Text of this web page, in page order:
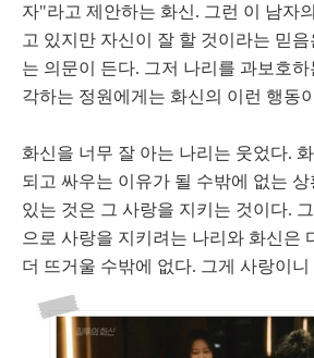
자"라고 제안하는 화신. 그런 이 남자
고 있지만 자신이 잘 할 것이라는 믿
는 의문이 든다. 그저 나리를 과보호
각하는 정원에게는 화신의 이런 행동
화신을 너무 잘 아는 나리는 웃었다.
되고 싸우는 이유가 될 수밖에 없는
있는 것은 그 사랑을 지키는 것이다.
으로 사랑을 지키려는 나리와 화신은
더 뜨거울 수밖에 없다. 그게 사랑이니